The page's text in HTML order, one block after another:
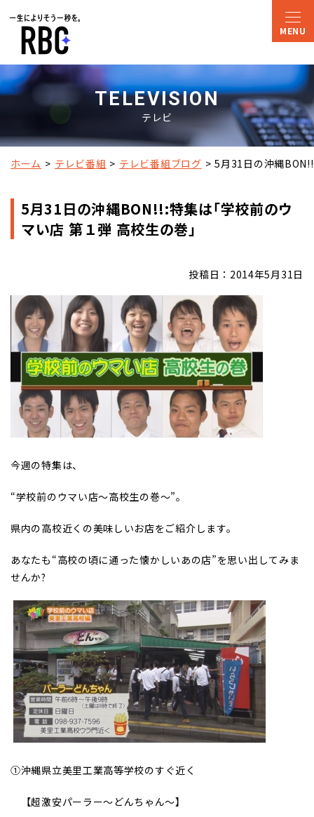
TELEVISION
テレビ
ホーム テレビ番組 テレビ番組ブログ 5月31日の沖縄
5月31日の沖縄BON!!:特集は｢学校前のウ
マい店 第１弾 高校生の巻｣
投稿日：2014年5月31日
今週の特集は、
“学校前のウマい店～高校生の巻～”。
県内の高校近くの美味しいお店をご紹介します。
あなたも“高校の頃に通った懐かしいあの店”を思い出してみま
せんか?
①沖縄県立美里工業高等学校のすぐ近く
【超激安パーラー～どんちゃん～】